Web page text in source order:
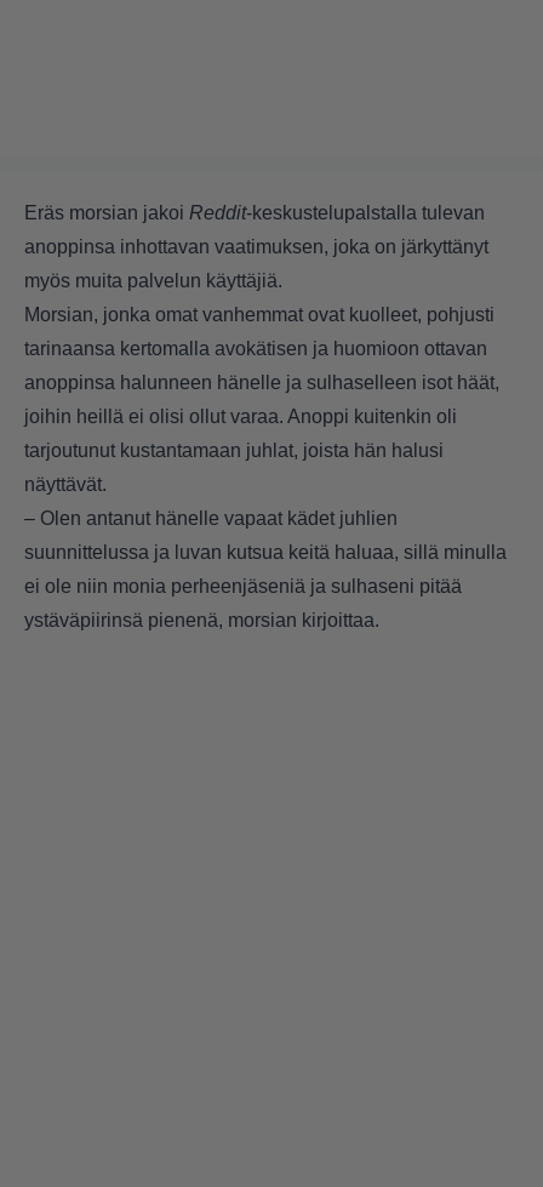
Eräs morsian jakoi Reddit-keskustelupalstalla tulevan
anoppinsa inhottavan vaatimuksen, joka on järkyttänyt
myös muita palvelun käyttäjiä.
Morsian, jonka omat vanhemmat ovat kuolleet, pohjusti
tarinaansa kertomalla avokätisen ja huomioon ottavan
anoppinsa halunneen hänelle ja sulhaselleen isot häät,
joihin heillä ei olisi ollut varaa. Anoppi kuitenkin oli
tarjoutunut kustantamaan juhlat, joista hän halusi
näyttävät.
– Olen antanut hänelle vapaat kädet juhlien
suunnittelussa ja luvan kutsua keitä haluaa, sillä minulla
ei ole niin monia perheenjäseniä ja sulhaseni pitää
ystäväpiirinsä pienenä, morsian kirjoittaa.